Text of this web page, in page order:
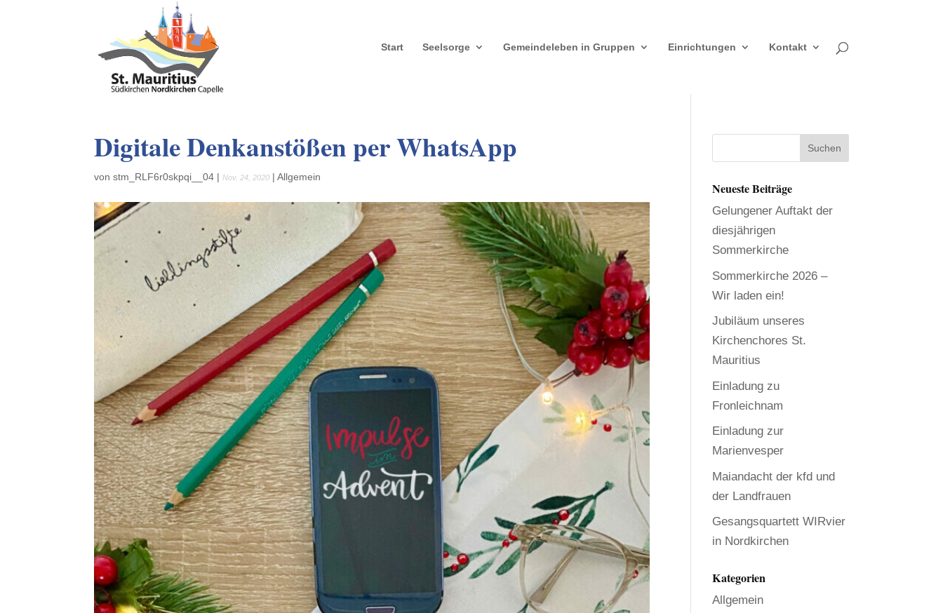
Start Seelsorge Gemeindeleben in Gruppen Einrichtungen Kontakt
Digitale Denkanstößen per WhatsApp
vonstm_RLF6r0skpqi__04 | Nov. 24, 2020 |Allgemein
Neueste Beiträge
Gelungener Auftakt der
diesjährigen
Sommerkirche
Sommerkirche 2026 –
Wir laden ein!
Jubiläum unseres
Kirchenchores St.
Mauritius
Einladung zu
Fronleichnam
Einladung zur
Marienvesper
Maiandacht der kfd und
der Landfrauen
Gesangsquartett WIRvier
in Nordkirchen
Kategorien
Allgemein